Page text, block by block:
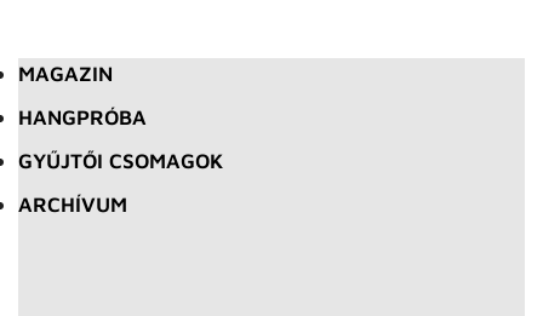
MAGAZIN
HANGPRÓBA
GYŰJTŐI CSOMAGOK
ARCHÍVUM